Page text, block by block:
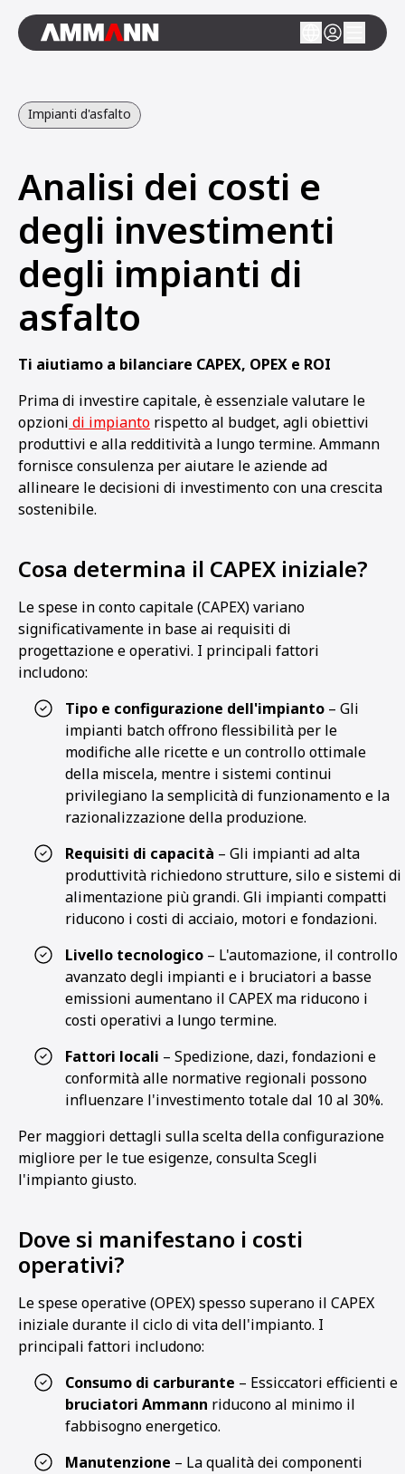
Impianti d'asfalto
Analisi dei costi e
degli investimenti
degli impianti di
asfalto
Ti aiutiamo a bilanciare CAPEX, OPEX e ROI
Prima di investire capitale, è essenziale valutare le
opzioni di impianto rispetto al budget, agli obiettivi
produttivi e alla redditività a lungo termine. Ammann
fornisce consulenza per aiutare le aziende ad
allineare le decisioni di investimento con una crescita
sostenibile.
Cosa determina il CAPEX iniziale?
Le spese in conto capitale (CAPEX) variano
significativamente in base ai requisiti di
progettazione e operativi. I principali fattori
includono:
Tipo e configurazione dell'impianto – Gli
impianti batch offrono flessibilità per le
modifiche alle ricette e un controllo ottimale
della miscela, mentre i sistemi continui
privilegiano la semplicità di funzionamento e la
razionalizzazione della produzione.
Requisiti di capacità – Gli impianti ad alta
produttività richiedono strutture, silo e sistemi di
alimentazione più grandi. Gli impianti compatti
riducono i costi di acciaio, motori e fondazioni.
Livello tecnologico – L'automazione, il controllo
avanzato degli impianti e i bruciatori a basse
emissioni aumentano il CAPEX ma riducono i
costi operativi a lungo termine.
Fattori locali – Spedizione, dazi, fondazioni e
conformità alle normative regionali possono
influenzare l'investimento totale dal 10 al 30%.
Per maggiori dettagli sulla scelta della configurazione
migliore per le tue esigenze, consulta Scegli
l'impianto giusto.
Dove si manifestano i costi
operativi?
Le spese operative (OPEX) spesso superano il CAPEX
iniziale durante il ciclo di vita dell'impianto. I
principali fattori includono:
Consumo di carburante – Essiccatori efficienti e
bruciatori Ammann riducono al minimo il
fabbisogno energetico.
Manutenzione – La qualità dei componenti